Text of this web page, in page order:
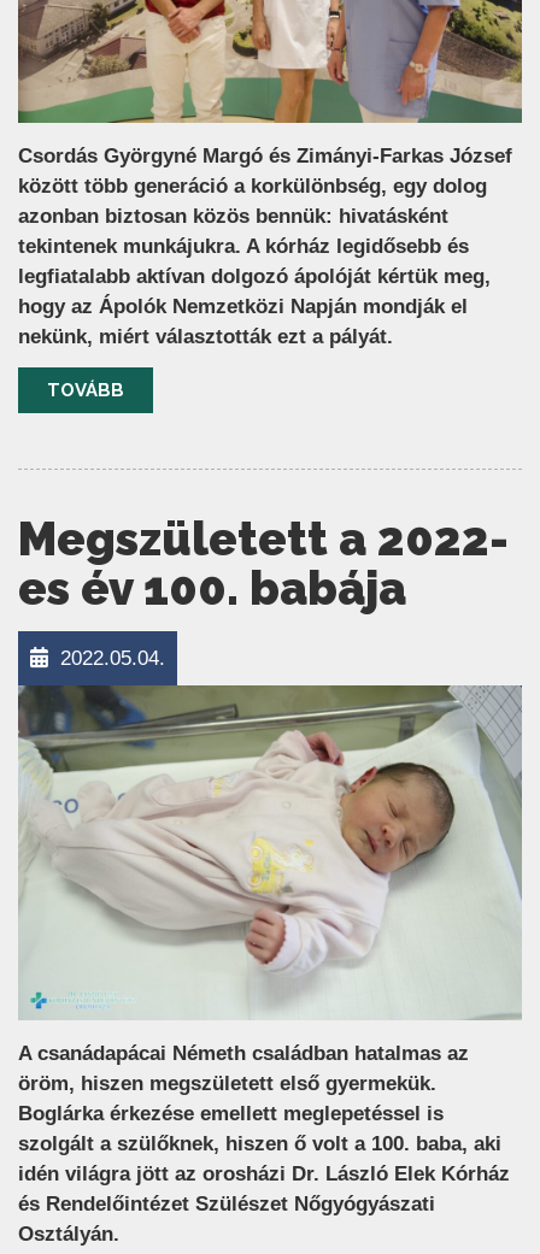
Csordás Györgyné Margó és Zimányi-Farkas József
között több generáció a korkülönbség, egy dolog
azonban biztosan közös bennük: hivatásként
tekintenek munkájukra. A kórház legidősebb és
legfiatalabb aktívan dolgozó ápolóját kértük meg,
hogy az Ápolók Nemzetközi Napján mondják el
nekünk, miért választották ezt a pályát.
TOVÁBB
Megszületett a 2022-
es év 100. babája
2022.05.04.
A csanádapácai Németh családban hatalmas az
öröm, hiszen megszületett első gyermekük.
Boglárka érkezése emellett meglepetéssel is
szolgált a szülőknek, hiszen ő volt a 100. baba, aki
idén világra jött az orosházi Dr. László Elek Kórház
és Rendelőintézet Szülészet Nőgyógyászati
Osztályán.